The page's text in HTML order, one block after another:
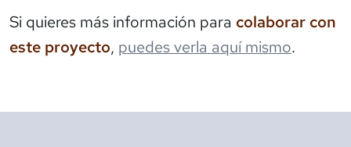
Si quieres más información para colaborar con
este proyecto, puedes verla aquí mismo.